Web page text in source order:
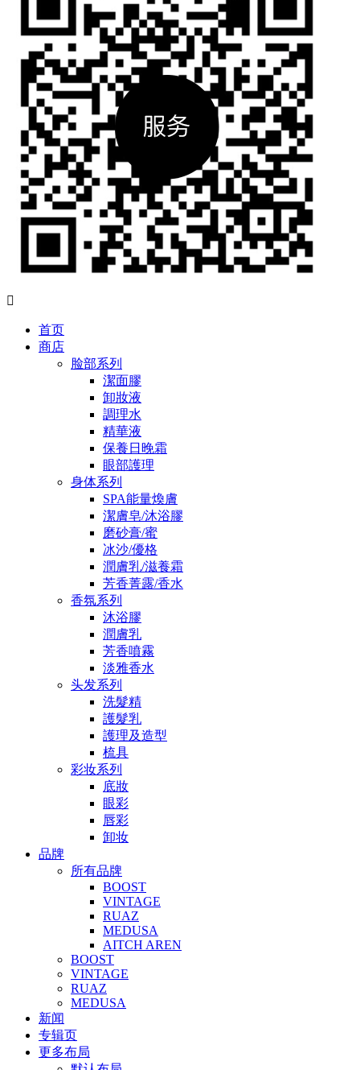

首页
商店
脸部系列
潔面膠
卸妝液
調理水
精華液
保養日晚霜
眼部護理
身体系列
SPA能量煥膚
潔膚皂/沐浴膠
磨砂膏/蜜
冰沙/優格
潤膚乳/滋養霜
芳香菁露/香水
香氛系列
沐浴膠
潤膚乳
芳香噴霧
淡雅香水
头发系列
洗髮精
護髮乳
護理及造型
梳具
彩妆系列
底妝
眼彩
唇彩
卸妆
品牌
所有品牌
BOOST
VINTAGE
RUAZ
MEDUSA
AITCH AREN
BOOST
VINTAGE
RUAZ
MEDUSA
新闻
专辑页
更多布局